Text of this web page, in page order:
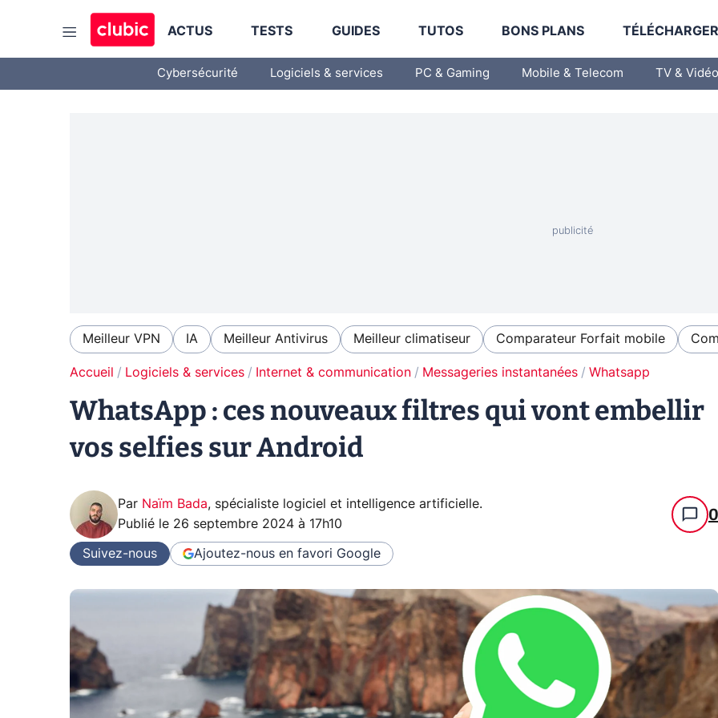
ACTUS TESTS GUIDES TUTOS BONS PLANS
Cybersécurité Logiciels & services PC & Gaming Mobile & Telecom TV & Vidéo
Meilleur VPN IA Meilleur Antivirus Meilleur climatiseur Comparateur Forfait mobile
Accueil Logiciels & services Internet & communication Messageries instantanées Whatsapp
WhatsApp : ces nouveaux filtres qui vont embellir
vos selfies sur Android
Par Naïm Bada, spécialiste logiciel et intelligence artificielle.
Publié le 26 septembre 2024 à 17h10 0
Suivez-nous Ajoutez-nous en favori Google